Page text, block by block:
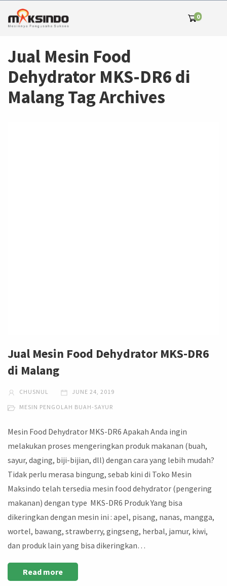
0
Jual Mesin Food
Dehydrator MKS-DR6 di
Malang Tag Archives
Jual Mesin Food Dehydrator MKS-DR6
di Malang
CHUSNUL JUNE 24, 2019
MESIN PENGOLAH BUAH-SAYUR
Mesin Food Dehydrator MKS-DR6 Apakah Anda ingin
melakukan proses mengeringkan produk makanan (buah,
sayur, daging, biji-bijian, dll) dengan cara yang lebih mudah?
Tidak perlu merasa bingung, sebab kini di Toko Mesin
Maksindo telah tersedia mesin food dehydrator (pengering
makanan) dengan type MKS-DR6 Produk Yang bisa
dikeringkan dengan mesin ini : apel, pisang, nanas, mangga,
wortel, bawang, strawberry, gingseng, herbal, jamur, kiwi,
dan produk lain yang bisa dikeringkan…
Read more